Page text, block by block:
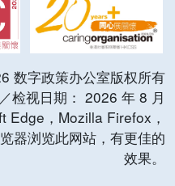
数字政策办公室版权所有
检视日期： 2026 年 8 月
Edge，Mozilla Firefox，
器浏览此网站，有更佳的
效果。